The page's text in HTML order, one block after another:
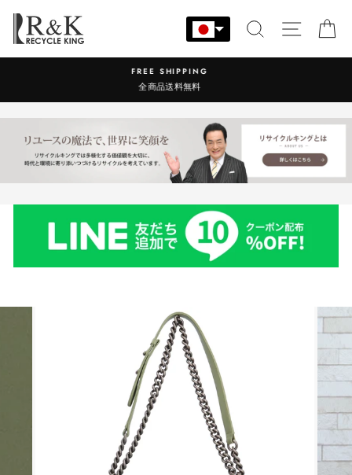
ン
す
検索 サイト
営業時間：9:00-17:30 年中無休